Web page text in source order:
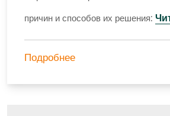
причин и способов их решения:
Подробнее